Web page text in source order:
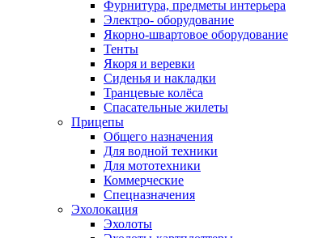
Фурнитура, предметы интерьера
Электро- оборудование
Якорно-швартовое оборудование
Тенты
Якоря и веревки
Сиденья и накладки
Транцевые колёса
Спасательные жилеты
Прицепы
Общего назначения
Для водной техники
Для мототехники
Коммерческие
Спецназначения
Эхолокация
Эхолоты